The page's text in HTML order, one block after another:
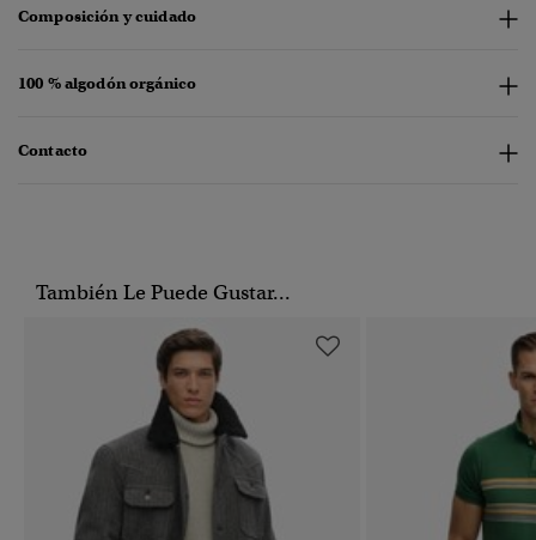
Composición y cuidado
100 % algodón orgánico
Contacto
También Le Puede Gustar...